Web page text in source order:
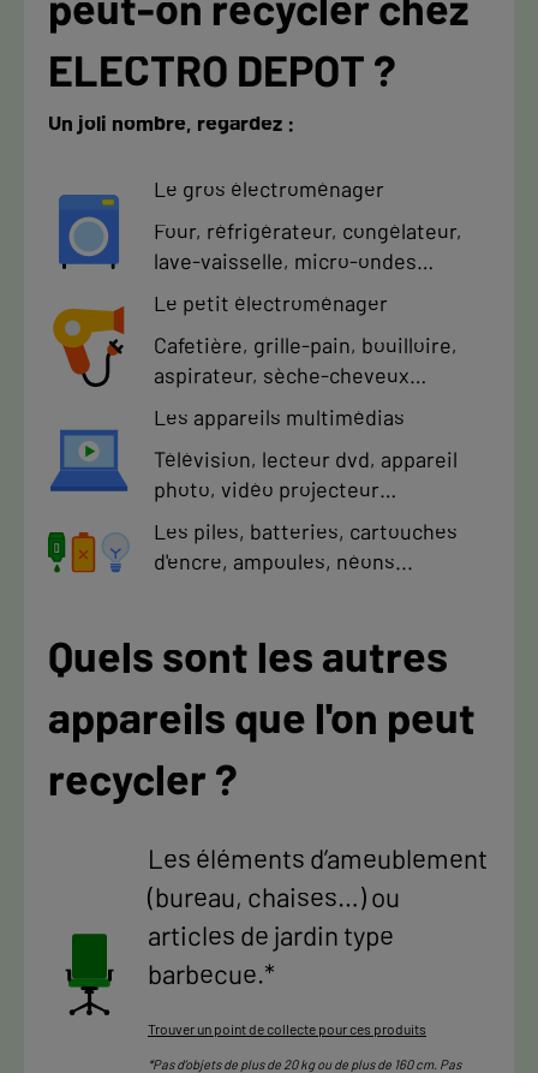
ELECTRO DEPOT ?
Un joli nombre, regardez :
Le gros électroménager
Four, réfrigérateur, congélateur,
lave-vaisselle, micro-ondes…
Le petit électroménager
Cafetière, grille-pain, bouilloire,
aspirateur, sèche-cheveux…
Les appareils multimédias
Télévision, lecteur dvd, appareil
photo, vidéo projecteur…
Les piles, batteries, cartouches
d'encre, ampoules, néons...
Quels sont les autres
appareils que l'on peut
recycler ?
Les éléments d’ameublement
(bureau, chaises…) ou
articles de jardin type
barbecue.*
Trouver un point de collecte pour ces produits
*Pas d’objets de plus de 20 kg ou de plus de 160 cm. Pas